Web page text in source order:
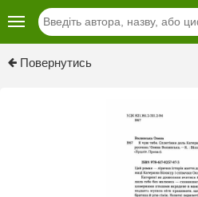
Повернутись